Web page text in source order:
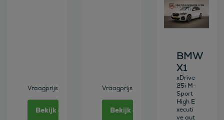
Vraagprijs
Bekijk deze auto
Vraagprijs
Bekijk deze auto
Bekijk deze
BMW
X1
xDrive
25i M-
Sport
High E
xecuti
ve aut